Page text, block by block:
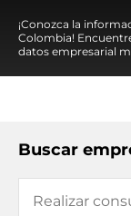
¡Conozca la
Colombia!
datos empresarial
Buscar